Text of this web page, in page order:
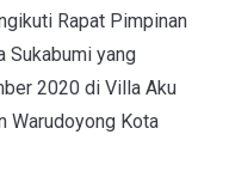
Rapat Pimpinan
Sukabumi yang
2020 di Villa Aku
Warudoyong Kota